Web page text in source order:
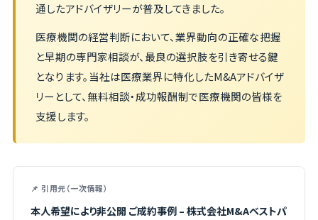
通したアドバイザリーが普及してきました。
医療機関の経営判断において、業界動向の正確な把握
と早期の専門家相談が、最良の選択肢を引き寄せる鍵
となります。当社は医療業界に特化したM&Aアドバイザ
リーとして、無料相談・成功報酬制で医療機関の皆様を
支援します。
📌 引用元（一次情報）
本人希望により非公開 ご成約事例 – 株式会社M&Aベストパ